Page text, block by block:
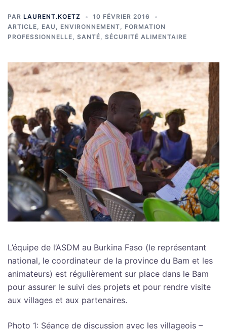
PAR LAURENT.KOETZ
10 FÉVRIER 2016
ARTICLE, EAU , ENVIRONNEMENT, FORMATION
PROFESSIONNELLE, SANTÉ, SÉCURITÉ ALIMENTAIRE
L’équipe de l’ASDM au Burkina Faso (le représentant
national, le coordinateur de la province du Bam et les
animateurs) est régulièrement sur place dans le Bam
pour assurer le suivi des projets et pour rendre visite
aux villages et aux partenaires.
Photo 1: Séance de discussion avec les villageois –